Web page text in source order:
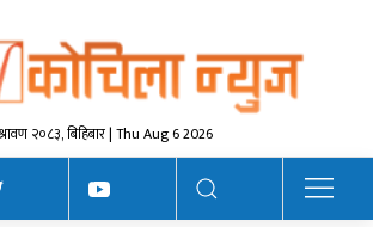
२०८३, बिहिबार | Thu Aug 6 2026